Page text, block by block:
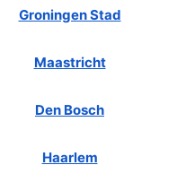
Groningen Stad
Maastricht
Den Bosch
Haarlem